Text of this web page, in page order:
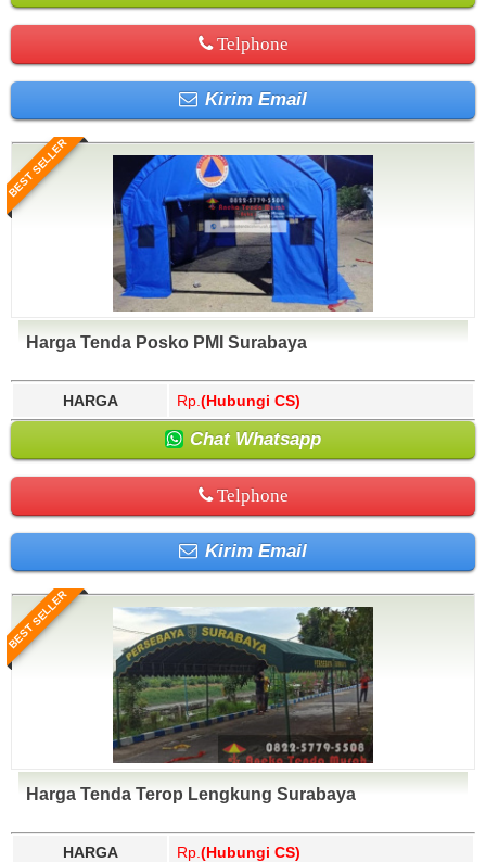
Telphone
Kirim Email
BEST SELLER
Harga Tenda Posko PMI Surabaya
HARGA Rp. (Hubungi CS)
Chat Whatsapp
Telphone
Kirim Email
BEST SELLER
Harga Tenda Terop Lengkung Surabaya
HARGA Rp. (Hubungi CS)